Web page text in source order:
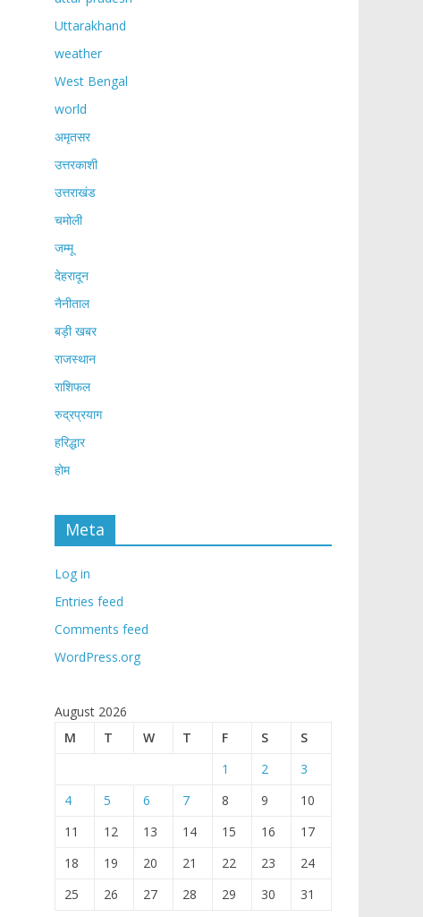
Uttarakhand
weather
West Bengal
world
अमृतसर
उत्तरकाशी
उत्तराखंड
चमोली
जम्मू
देहरादून
नैनीताल
बड़ी खबर
राजस्थान
राशिफल
रुद्रप्रयाग
हरिद्धार
होम
Meta
Log in
Entries feed
Comments feed
WordPress.org
August 2026
M
T W T F S
S
1
2
3
4
5 6 7 8 9
10
11
12 13 14 15 16
17
18
19 20 21 22 23
24
25
26 27 28 29 30 31